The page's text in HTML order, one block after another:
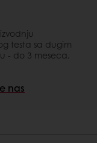
testa sa dugim
- do 3 meseca.
nas